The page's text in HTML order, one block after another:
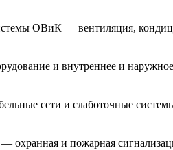
ОВиК — вентиляция,
и внутреннее и
сети и слаботочные
и пожарная